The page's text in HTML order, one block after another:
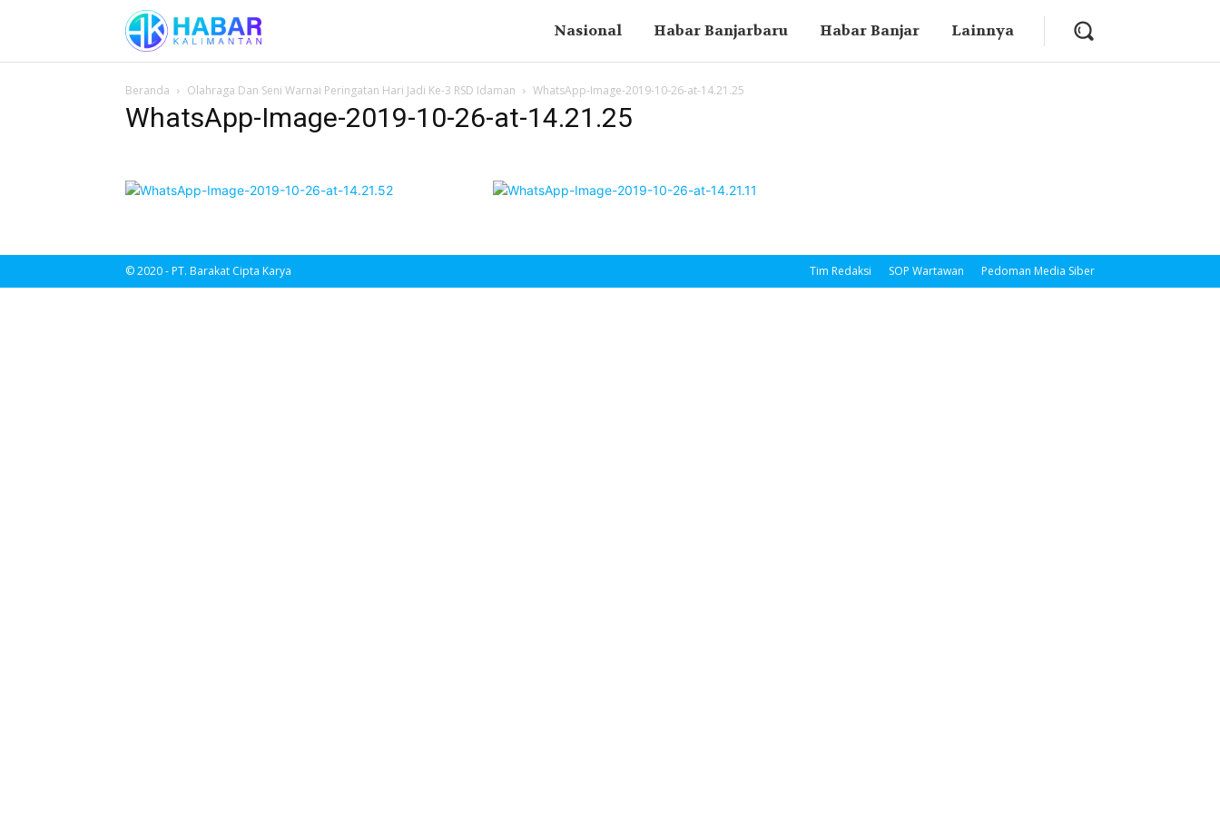
Nasional Habar Banjarbaru Habar Banjar Lainnya
Beranda Olahraga Dan Seni Warnai Peringatan Hari Jadi Ke-3 RSD Idaman WhatsApp-Image-2019-10-26-at-14.21.25
WhatsApp-Image-2019-10-26-at-14.21.25
Tim Redaksi SOP Wartawan Pedoman Media Siber
© 2020 - PT. Barakat Cipta Karya